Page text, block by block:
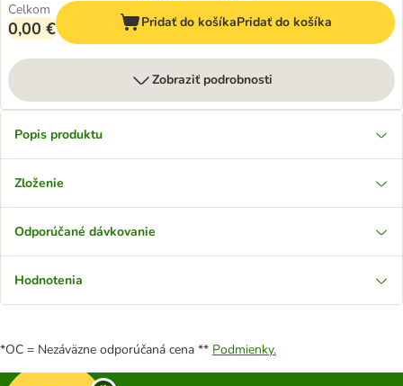
Celkom
0,00 € Pridať do košíkaPridať do košíka
Zobraziť podrobnosti
Popis produktu
Zloženie
Odporúčané dávkovanie
Hodnotenia
*OC = Nezáväzne odporúčaná cena ** Podmienky.